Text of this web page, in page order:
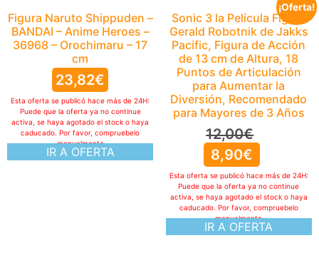
Figura Naruto Shippuden –
BANDAI – Anime Heroes –
36968 – Orochimaru – 17
cm
23,82€
IR A OFERTA
Esta oferta se publicó hace más de 24H:
Puede que la oferta ya no continue
activa, se haya agotado el stock o haya
caducado. Por favor, compruebelo
manualmente
¡Oferta!
Sonic 3 la Película Figura
Gerald Robotnik de Jakks
Pacific, Figura de Acción
de 13 cm de Altura, 18
Puntos de Articulación
para Aumentar la
Diversión, Recomendado
para Mayores de 3 Años
12,00€
8,90€
IR A OFERTA
Esta oferta se publicó hace más de 24H:
Puede que la oferta ya no continue
activa, se haya agotado el stock o haya
caducado. Por favor, compruebelo
manualmente